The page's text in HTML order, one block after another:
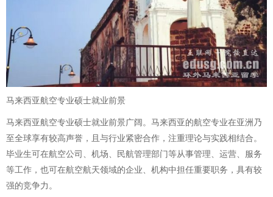
马来西亚航空专业硕士就业前景
马来西亚航空专业硕士就业前景广阔。马来西亚的航空专业在亚洲乃
至全球享有较高声誉，且与行业紧密合作，注重理论与实践相结合。
毕业生可在航空公司、机场、民航管理部门等从事管理、运营、服务
等工作，也可在航空航天领域的企业、机构中担任重要职务，具有较
强的竞争力。